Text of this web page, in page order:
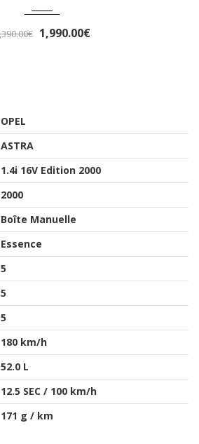
3,490.00€ 3,290.00€
OPEL
ASTRA
1.4i 16V Edition 2000
2000
Boîte Manuelle
Essence
5
5
5
180 km/h
52.0 L
12.5 SEC / 100 km/h
171 g / km